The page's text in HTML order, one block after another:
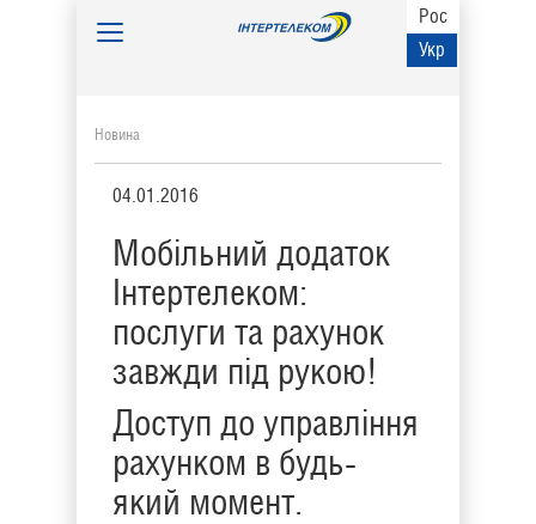
Рос
Укр
Toggle
Новина
04.01.2016
Мобільний додаток
Інтертелеком:
послуги та рахунок
завжди під рукою!
Доступ до управління
рахунком в будь-
який момент.